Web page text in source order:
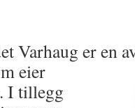
Varhaug eren
eier
I tillegg